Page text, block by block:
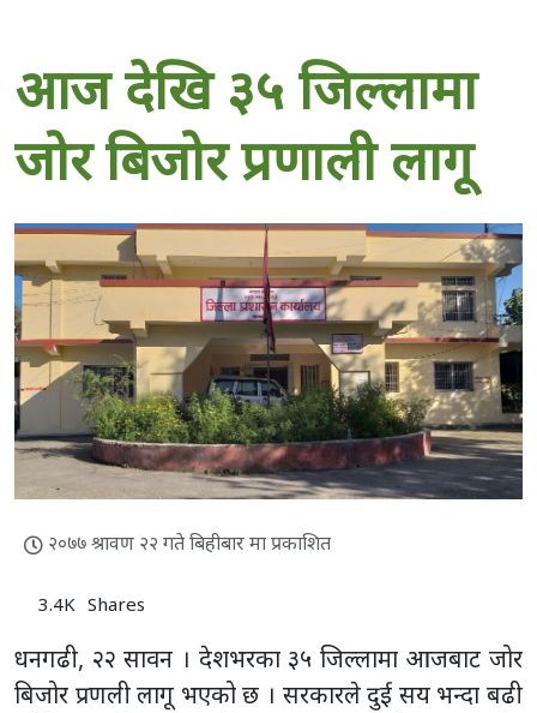
आज देखि ३५ जिल्लामा
जोर बिजोर प्रणाली लागू
२०७७ श्रावण २२ गते बिहीबार मा प्रकाशित
3.4K Shares
धनगढी, २२ सावन । देशभरका ३५ जिल्लामा आजबाट जोर
बिजोर प्रणली लागू भएको छ । सरकारले दुई सय भन्दा बढी